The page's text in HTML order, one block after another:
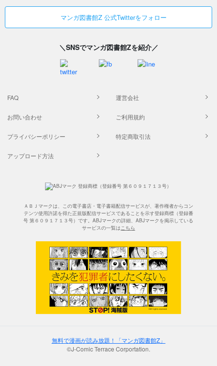
マンガ図書館Z 公式Twitterをフォロー
＼SNSでマンガ図書館Zを紹介／
FAQ 運営会社
お問い合わせ ご利用規約
プライバシーポリシー 特定商取引法
アップロード方法
ＡＢＪマークは、この電子書店・電子書籍配信サービスが、著作権者からコン
テンツ使用許諾を得た正規版配信サービスであることを示す登録商標（登録番
号 第６０９１７１３号）です。ABJマークの詳細、ABJマークを掲示している
サービスの一覧はこちら
無料で漫画が読み放題！「マンガ図書館Z」
©J-Comic Terrace Corportation.